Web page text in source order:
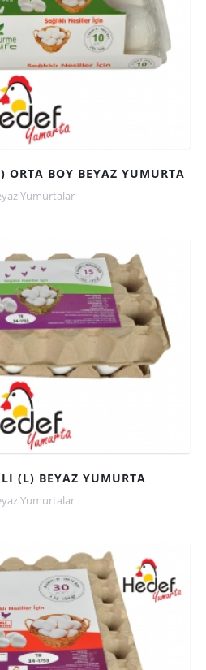
BOY BEYAZ YUMURTA
Yumurtalar
(L) BEYAZ YUMURTA
Yumurtalar